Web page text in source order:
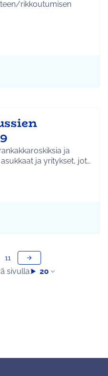
rikkoutumisen
Hyvinvoiva Tuusula
ja
ja yritykset, jot…
Hyvinvoiva Tuusula
sivulla: 20
11